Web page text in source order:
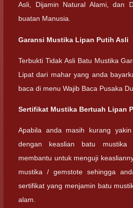
Asli, Dijamin Natural Alami, dan
buatan Manusia.
Garansi Mustika Lipan Putih Asli
Terbukti Tidak Asli Batu Mustika
Lipat dari mahar yang anda
baca di menu Wajib Baca Pusaka
Sertifikat Mustika Bertuah Lipan
Apabila anda masih kurang
dengan keaslian batu mustika
membantu untuk menguji
mustika / gemstote sehingga
sertifikat yang menjamin batu
alam.